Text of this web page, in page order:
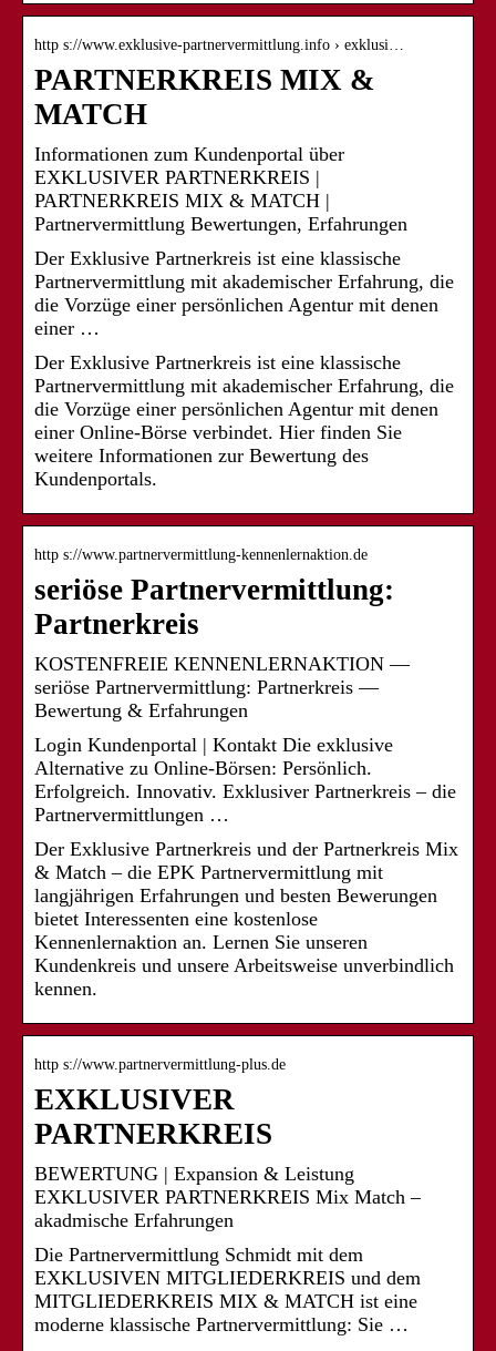
http s://www.exklusive-partnervermittlung.info › exklusi…
PARTNERKREIS MIX &
MATCH
Informationen zum Kundenportal über
EXKLUSIVER PARTNERKREIS |
PARTNERKREIS MIX & MATCH |
Partnervermittlung Bewertungen, Erfahrungen
Der Exklusive Partnerkreis ist eine klassische
Partnervermittlung mit akademischer Erfahrung, die
die Vorzüge einer persönlichen Agentur mit denen
einer …
Der Exklusive Partnerkreis ist eine klassische
Partnervermittlung mit akademischer Erfahrung, die
die Vorzüge einer persönlichen Agentur mit denen
einer Online-Börse verbindet. Hier finden Sie
weitere Informationen zur Bewertung des
Kundenportals.
http s://www.partnervermittlung-kennenlernaktion.de
seriöse Partnervermittlung:
Partnerkreis
KOSTENFREIE KENNENLERNAKTION —
seriöse Partnervermittlung: Partnerkreis —
Bewertung & Erfahrungen
Login Kundenportal | Kontakt Die exklusive
Alternative zu Online-Börsen: Persönlich.
Erfolgreich. Innovativ. Exklusiver Partnerkreis – die
Partnervermittlungen …
Der Exklusive Partnerkreis und der Partnerkreis Mix
& Match – die EPK Partnervermittlung mit
langjährigen Erfahrungen und besten Bewerungen
bietet Interessenten eine kostenlose
Kennenlernaktion an. Lernen Sie unseren
Kundenkreis und unsere Arbeitsweise unverbindlich
kennen.
http s://www.partnervermittlung-plus.de
EXKLUSIVER
PARTNERKREIS
BEWERTUNG | Expansion & Leistung
EXKLUSIVER PARTNERKREIS Mix Match –
akadmische Erfahrungen
Die Partnervermittlung Schmidt mit dem
EXKLUSIVEN MITGLIEDERKREIS und dem
MITGLIEDERKREIS MIX & MATCH ist eine
moderne klassische Partnervermittlung: Sie …